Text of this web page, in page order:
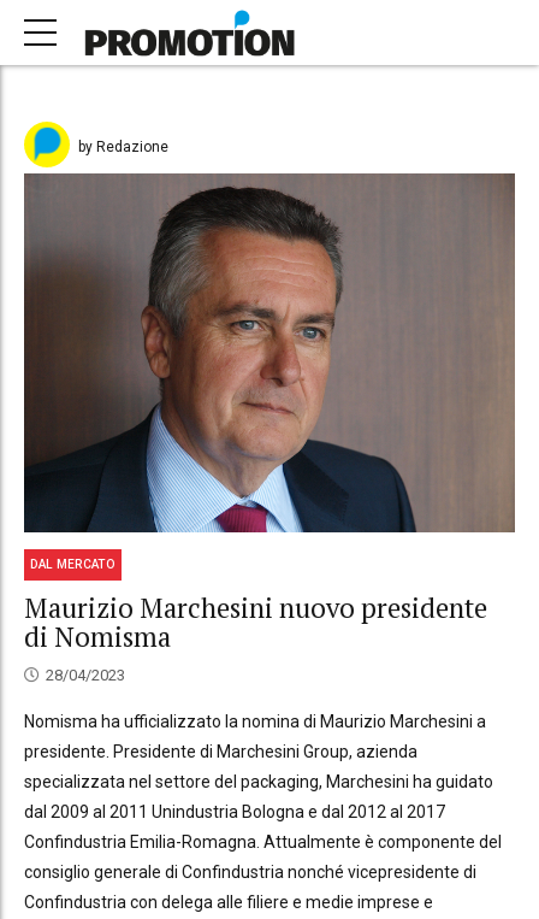
by Redazione
DAL MERCATO
Maurizio Marchesini nuovo presidente
di Nomisma
28/04/2023
Nomisma ha ufficializzato la nomina di Maurizio Marchesini a
presidente. Presidente di Marchesini Group, azienda
specializzata nel settore del packaging, Marchesini ha guidato
dal 2009 al 2011 Unindustria Bologna e dal 2012 al 2017
Confindustria Emilia-Romagna. Attualmente è componente del
consiglio generale di Confindustria nonché vicepresidente di
Confindustria con delega alle filiere e medie imprese e